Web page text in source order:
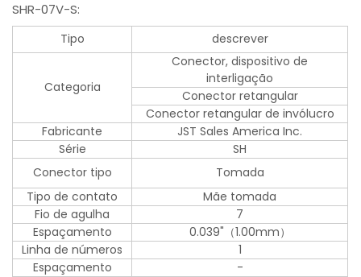
SHR-07V-S:
Tipo descrever
Categoria
Conector, dispositivo de
interligação
Conector retangular
Conector retangular de invólucro
Fabricante
JST Sales America Inc.
Série
SH
Conector tipo
Tomada
Tipo de contato
Mãe tomada
Fio de agulha
7
Espaçamento
0.039"（1.00mm）
Linha de números
1
Espaçamento
-